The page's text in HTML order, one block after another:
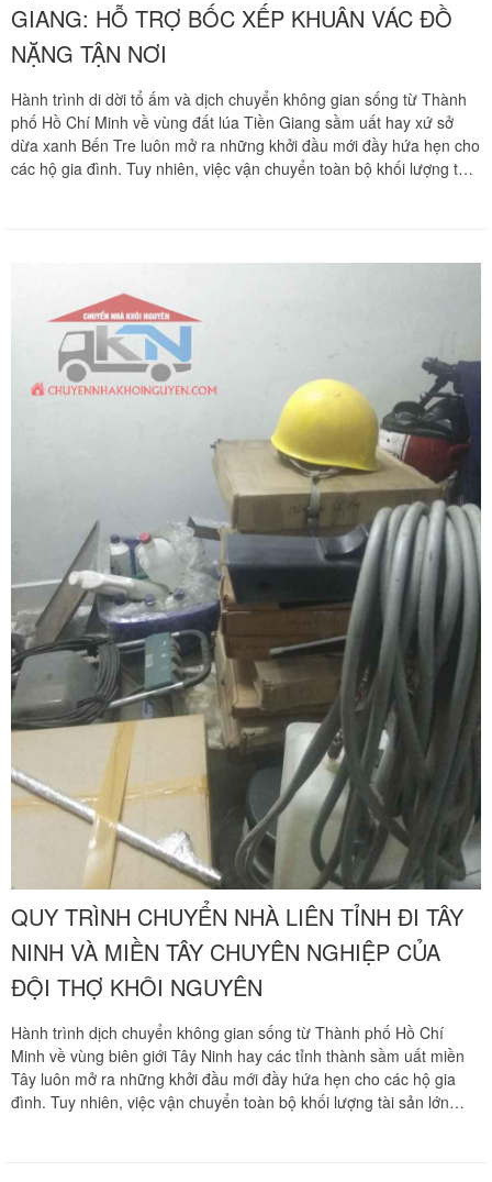
GIANG: HỖ TRỢ BỐC XẾP KHUÂN VÁC ĐỒ
NẶNG TẬN NƠI
Hành trình di dời tổ ấm và dịch chuyển không gian sống từ Thành
phố Hồ Chí Minh về vùng đất lúa Tiền Giang sầm uất hay xứ sở
dừa xanh Bến Tre luôn mở ra những khởi đầu mới đầy hứa hẹn cho
các hộ gia đình. Tuy nhiên, việc vận chuyển toàn bộ khối lượng tài
đồ nặng ký như giường gỗ tự nhiên nguyên khối, tủ thờ chạm khắc
ám ảnh lớn về mặt thể xác đối với gia chủ nếu tự mình xoay sở.
Chuyển nhà Khôi Nguyên mang đến giải pháp chuyển nhà trọn gói
liên tỉnh chuyên nghiệp, cam kết dời tổ ấm của bạn nhanh chóng,
thảnh thơi nhờ đội ngũ thợ lực lưỡng hỗ trợ khuân vác đồ nặng tận
nơi. Quý khách hàng cần khảo sát thực tế địa hình và nhận bảng
báo giá tốt nhất hãy gọi ngay hotline hỗ trợ liên tục 24 trên 7 qua số
0913 371 378 hoặc 0972 366 628 để nhận tư vấn phương án thi
công siêu tốc từ đội ngũ Khôi Nguyên.
QUY TRÌNH CHUYỂN NHÀ LIÊN TỈNH ĐI TÂY
NINH VÀ MIỀN TÂY CHUYÊN NGHIỆP CỦA
ĐỘI THỢ KHÔI NGUYÊN
Hành trình dịch chuyển không gian sống từ Thành phố Hồ Chí
Minh về vùng biên giới Tây Ninh hay các tỉnh thành sầm uất miền
Tây luôn mở ra những khởi đầu mới đầy hứa hẹn cho các hộ gia
đình. Tuy nhiên, việc vận chuyển toàn bộ khối lượng tài sản lớn